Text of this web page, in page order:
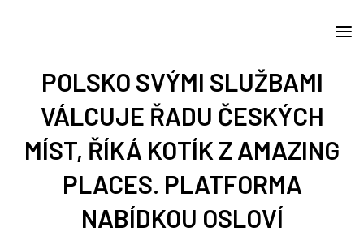
POLSKO SVÝMI SLUŽBAMI
VÁLCUJE ŘADU ČESKÝCH
MÍST, ŘÍKÁ KOTÍK Z AMAZING
PLACES. PLATFORMA
NABÍDKOU OSLOVÍ